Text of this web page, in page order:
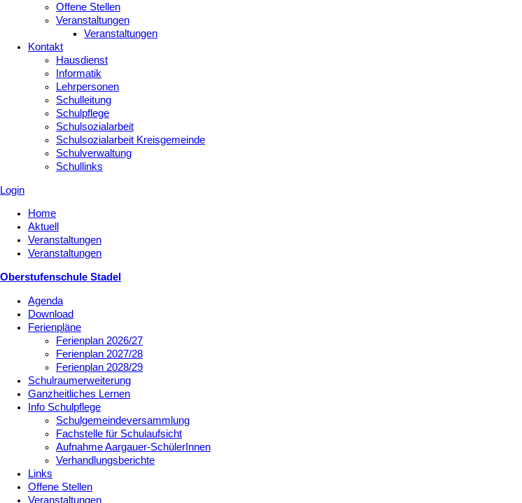
Offene Stellen
Veranstaltungen
Veranstaltungen
Kontakt
Hausdienst
Informatik
Lehrpersonen
Schulleitung
Schulpflege
Schulsozialarbeit
Schulsozialarbeit Kreisgemeinde
Schulverwaltung
Schullinks
Login
Home
Aktuell
Veranstaltungen
Veranstaltungen
Oberstufenschule Stadel
Agenda
Download
Ferienpläne
Ferienplan 2026/27
Ferienplan 2027/28
Ferienplan 2028/29
Schulraumerweiterung
Ganzheitliches Lernen
Info Schulpflege
Schulgemeindeversammlung
Fachstelle für Schulaufsicht
Aufnahme Aargauer-SchülerInnen
Verhandlungsberichte
Links
Offene Stellen
Veranstaltungen